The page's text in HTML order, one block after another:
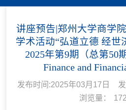
讲座预告|郑州大学商学
学术活动“弘道立德 经世
2025年第9期（总第50
Finance and
发布时间:2025年03月17日
浏览量：
172